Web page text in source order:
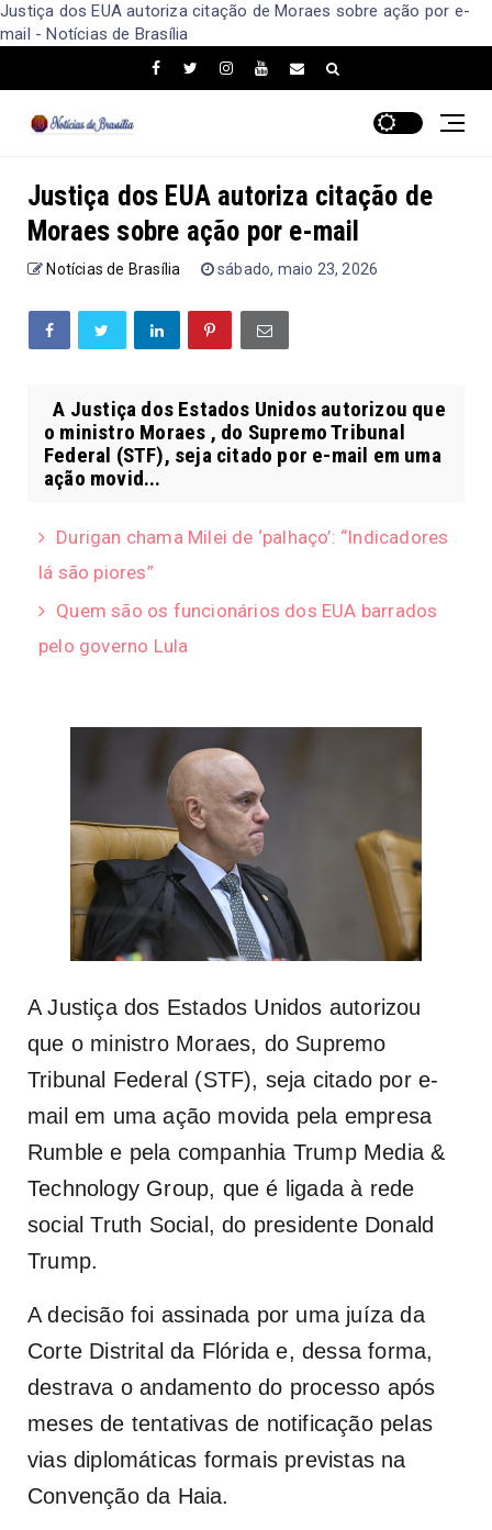
Justiça dos EUA autoriza citação de Moraes sobre ação por e-
mail - Notícias de Brasília
Justiça dos EUA autoriza citação de
Moraes sobre ação por e-mail
Notícias de Brasília sábado, maio 23, 2026
A Justiça dos Estados Unidos autorizou que
o ministro Moraes , do Supremo Tribunal
Federal (STF), seja citado por e-mail em uma
ação movid...
Durigan chama Milei de ‘palhaço’: “Indicadores
lá são piores”
Quem são os funcionários dos EUA barrados
pelo governo Lula
A Justiça dos Estados Unidos autorizou
que o ministro Moraes, do Supremo
Tribunal Federal (STF), seja citado por e-
mail em uma ação movida pela empresa
Rumble e pela companhia Trump Media &
Technology Group, que é ligada à rede
social Truth Social, do presidente Donald
Trump.
A decisão foi assinada por uma juíza da
Corte Distrital da Flórida e, dessa forma,
destrava o andamento do processo após
meses de tentativas de notificação pelas
vias diplomáticas formais previstas na
Convenção da Haia.